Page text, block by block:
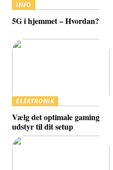
INFO
5G i hjemmet – Hvordan?
ELEKTRONIK
Vælg det optimale gaming
udstyr til dit setup